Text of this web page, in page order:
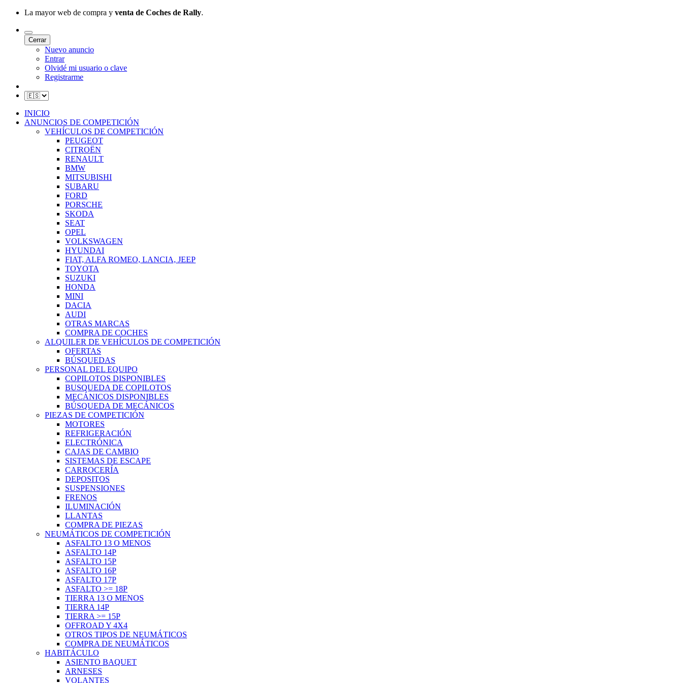
La mayor web de compra y venta de Coches de Rally.
Cerrar
Nuevo anuncio
Entrar
Olvidé mi usuario o clave
Registrarme
INICIO
ANUNCIOS DE COMPETICIÓN
VEHÍCULOS DE COMPETICIÓN
PEUGEOT
CITROËN
RENAULT
BMW
MITSUBISHI
SUBARU
FORD
PORSCHE
SKODA
SEAT
OPEL
VOLKSWAGEN
HYUNDAI
FIAT, ALFA ROMEO, LANCIA, JEEP
TOYOTA
SUZUKI
HONDA
MINI
DACIA
AUDI
OTRAS MARCAS
COMPRA DE COCHES
ALQUILER DE VEHÍCULOS DE COMPETICIÓN
OFERTAS
BÚSQUEDAS
PERSONAL DEL EQUIPO
COPILOTOS DISPONIBLES
BUSQUEDA DE COPILOTOS
MECÁNICOS DISPONIBLES
BÚSQUEDA DE MECÁNICOS
PIEZAS DE COMPETICIÓN
MOTORES
REFRIGERACIÓN
ELECTRÓNICA
CAJAS DE CAMBIO
SISTEMAS DE ESCAPE
CARROCERÍA
DEPOSITOS
SUSPENSIONES
FRENOS
ILUMINACIÓN
LLANTAS
COMPRA DE PIEZAS
NEUMÁTICOS DE COMPETICIÓN
ASFALTO 13 O MENOS
ASFALTO 14P
ASFALTO 15P
ASFALTO 16P
ASFALTO 17P
ASFALTO >= 18P
TIERRA 13 O MENOS
TIERRA 14P
TIERRA >= 15P
OFFROAD Y 4X4
OTROS TIPOS DE NEUMÁTICOS
COMPRA DE NEUMÁTICOS
HABITÁCULO
ASIENTO BAQUET
ARNESES
VOLANTES